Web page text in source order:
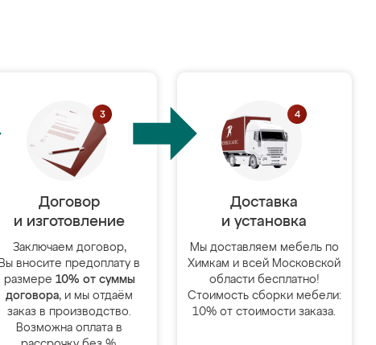
Договор
и изготовление
Заключаем договор,
Вы вносите предоплату в
размере 10% от суммы
договора, и мы отдаём
заказ в производство.
Возможна оплата в
Доставка
и установка
Мы доставляем мебель по
Химкам и всей Московской
области бесплатно!
Стоимость сборки мебели:
10% от стоимости заказа.